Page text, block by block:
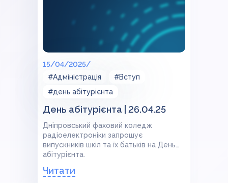
15/04/2025/
#Адміністрація
#Вступ
#день абітурієнта
День абітурієнта | 26.04.25
Дніпровський фаховий коледж
радіоелектроніки запрошує
випускників шкіл та їх батьків на День
абітурієнта.
Читати